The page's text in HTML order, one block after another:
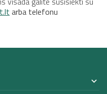
arba telefonu
